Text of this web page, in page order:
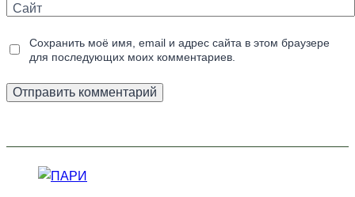
Сайт
Сохранить моё имя, email и адрес сайта в этом браузере
для последующих моих комментариев.